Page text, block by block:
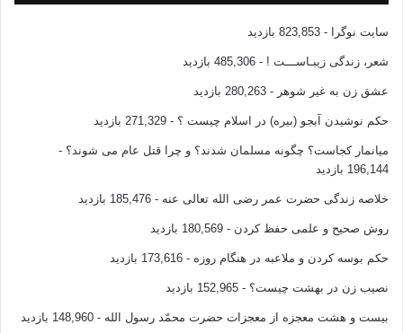
سایت نوگرا - 823,853 بازدید
شعر، زندگی زیبـاســـت ! - 485,306 بازدید
عشق زن به غیر شوهر - 280,263 بازدید
حکم نوشیدن آبجو (بیره) در اسلام چیست ؟ - 271,329 بازدید
میانمار کجاست؟ چگونه مسلمان شدند؟ و چرا قتل عام می شوند؟ -
196,144 بازدید
خلاصه زندگی حضرت عمر رضی الله تعالی عنه - 185,476 بازدید
روش صحیح و علمی حفظ کردن - 180,569 بازدید
حکم بوسه کردن و ملاعبه در هنگام روزه - 173,616 بازدید
نصیب زن در بهشت چیست؟ - 152,965 بازدید
بیست و هشت معجزه از معجزات حضرت محمّد رسول الله - 148,960 بازدید